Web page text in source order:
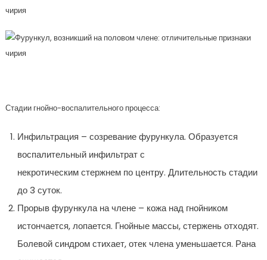
Стадии гнойно-воспалительного процесса:
Инфильтрация – созревание фурункула. Образуется
воспалительный инфильтрат с
некротическим стержнем по центру. Длительность стадии
до 3 суток.
Прорыв фурункула на члене – кожа над гнойником
истончается, лопается. Гнойные массы, стержень отходят.
Болевой синдром стихает, отек члена уменьшается. Рана